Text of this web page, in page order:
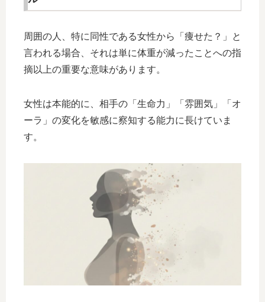
周囲の人、特に同性である女性から「痩せた？」と
言われる場合、それは単に体重が減ったことへの指
摘以上の重要な意味があります。
女性は本能的に、相手の「生命力」「雰囲気」「オ
ーラ」の変化を敏感に察知する能力に長けていま
す。